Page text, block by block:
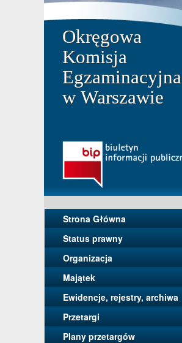
Okręgowa
Komisja
Egzaminacyjna
w Warszawie
Strona Główna
Status prawny
Organizacja
Majątek
Ewidencje, rejestry, archiwa
Przetargi
Plany przetargów